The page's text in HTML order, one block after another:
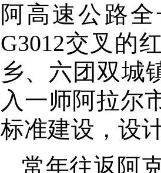
阿高速公路
G3012交叉的
乡、六团双城
入一师阿拉尔
标准建设，设
常年往返阿